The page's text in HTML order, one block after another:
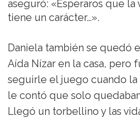
aseguró: «Esperaros que la
tiene un carácter…».
Daniela también se quedó
Aída Nízar en la casa, pero
seguirle el juego cuando la
le contó que solo
Llegó un torbellino y las